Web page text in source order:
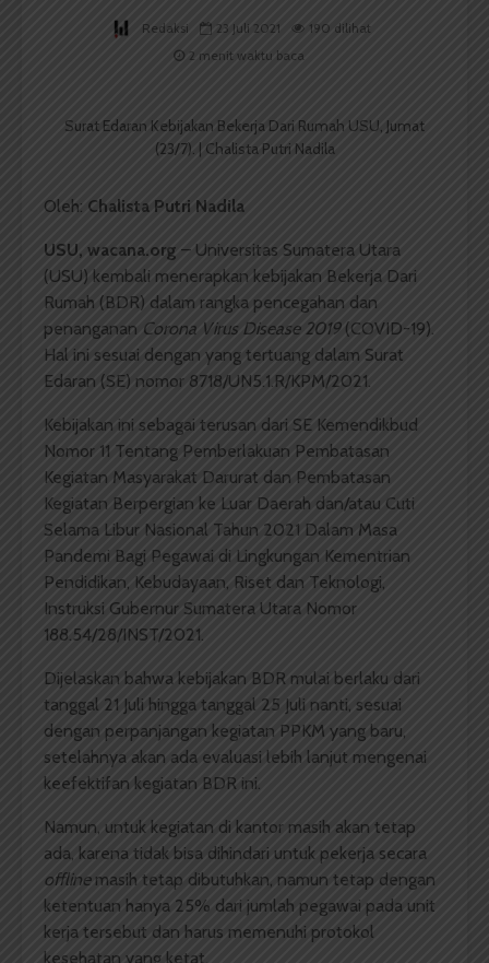
Redaksi 23 Juli 2021
190 dilihat
2 menit waktu baca
Surat Edaran Kebijakan Bekerja Dari Rumah USU, Jumat
(23/7). | Chalista Putri Nadila
Oleh: Chalista Putri Nadila
USU, wacana.org – Universitas Sumatera Utara
(USU) kembali menerapkan kebijakan Bekerja Dari
Rumah (BDR) dalam rangka pencegahan dan
penanganan Corona Virus Disease 2019(COVID-19).
Hal ini sesuai dengan yang tertuang dalam Surat
Edaran (SE) nomor 8718/UN5.1.R/KPM/2021.
Kebijakan ini sebagai terusan dari SE Kemendikbud
Nomor 11 Tentang Pemberlakuan Pembatasan
Kegiatan Masyarakat Darurat dan Pembatasan
Kegiatan Berpergian ke Luar Daerah dan/atau Cuti
Selama Libur Nasional Tahun 2021 Dalam Masa
Pandemi Bagi Pegawai di Lingkungan Kementrian
Pendidikan, Kebudayaan, Riset dan Teknologi,
Instruksi Gubernur Sumatera Utara Nomor
188.54/28/INST/2021.
Dijelaskan bahwa kebijakan BDR mulai berlaku dari
tanggal 21 Juli hingga tanggal 25 Juli nanti, sesuai
dengan perpanjangan kegiatan PPKM yang baru,
setelahnya akan ada evaluasi lebih lanjut mengenai
keefektifan kegiatan BDR ini.
Namun, untuk kegiatan di kantor masih akan tetap
ada, karena tidak bisa dihindari untuk pekerja secara
offlinemasih tetap dibutuhkan, namun tetap dengan
ketentuan hanya 25% dari jumlah pegawai pada unit
kerja tersebut dan harus memenuhi protokol
kesehatan yang ketat.